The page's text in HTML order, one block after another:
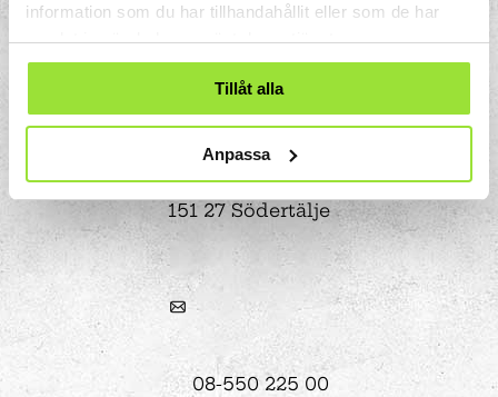
information som du har tillhandahållit eller som de har
samlat in när du har använt deras tjänster.
Tillåt alla
Anpassa
Storgatan 33
Box 633
151 27 Södertälje
08-550 225 00